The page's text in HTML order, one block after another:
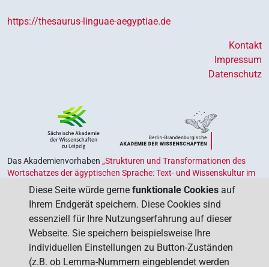
https://thesaurus-linguae-aegyptiae.de
Kontakt
Impressum
Datenschutz
Das Akademienvorhaben „Strukturen und Transformationen des
Wortschatzes der ägyptischen Sprache: Text- und Wissenskultur im
Alten Ägypten‟
ist Teil des von Bund und Ländern geförderten
, das der Erhaltung, Sicherung und
Vergegenwärtigung unseres kulturellen Erbes dient. Koordiniert wird
das Programm von derUnion der Deutschen Akademien der
Wissenschaften.
Diese Seite würde gerne funktionale Cookies auf
Ihrem Endgerät speichern. Diese Cookies sind
essenziell für Ihre Nutzungserfahrung auf dieser
Webseite. Sie speichern beispielsweise Ihre
individuellen Einstellungen zu Button-Zuständen
(z.B. ob Lemma-Nummern eingeblendet werden